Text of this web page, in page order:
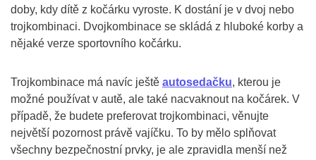
doby, kdy dítě z kočárku vyroste. K dostání je v dvoj nebo
trojkombinaci. Dvojkombinace se skládá z hluboké korby a
nějaké verze sportovního kočárku.
Trojkombinace má navíc ještě autosedačku, kterou je
možné používat v autě, ale také nacvaknout na kočárek. V
případě, že budete preferovat trojkombinaci, věnujte
největší pozornost právě vajíčku. To by mělo splňovat
všechny bezpečnostní prvky, je ale zpravidla menší než